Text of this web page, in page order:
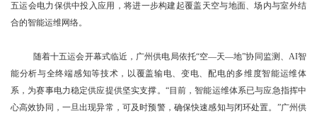
五运会电力保供中投入应用，将进一步构建起覆盖天空与地面、场内与室外结
合的智能运维网络。
随着十五运会开幕式临近，广州供电局依托“空—天—地”协同监测、AI智
能分析与全终端感知等技术，以覆盖输电、变电、配电的多维度智能运维体
系，为赛事电力稳定供应提供坚实支撑。“目前，智能运维体系已与应急指挥中
心高效协同，一旦出现异常，可及时预警，确保快速感知与闭环处置。”广州供